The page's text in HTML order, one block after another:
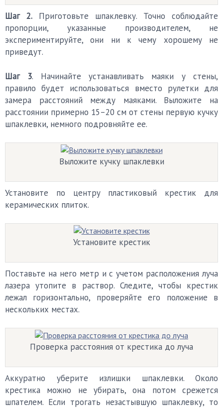
Шаг 2. Приготовьте шпаклевку. Точно соблюдайте
пропорции, указанные производителем, не
экспериментируйте, они ни к чему хорошему не
приведут.
Шаг 3. Начинайте устанавливать маяки у стены,
правило будет использоваться вместо рулетки для
замера расстояний между маяками. Выложите на
расстоянии примерно 15–20 см от стены первую кучку
шпаклевки, немного подровняйте ее.
Выложите кучку шпаклевки
Установите по центру пластиковый крестик для
керамических плиток.
Установите крестик
Поставьте на него метр и с учетом расположения луча
лазера утопите в раствор. Следите, чтобы крестик
лежал горизонтально, проверяйте его положение в
нескольких местах.
Проверка расстояния от крестика до луча
Аккуратно уберите излишки шпаклевки. Около
крестика можно не убирать, она потом срежется
шпателем. Если трогать незастывшую шпаклевку, то